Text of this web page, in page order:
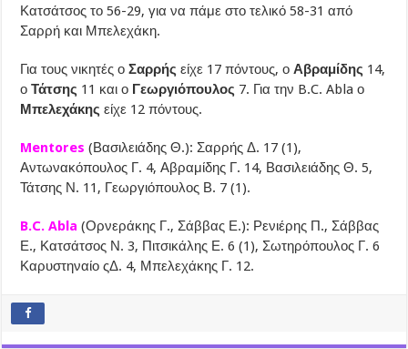
Κατσάτσος το 56-29, για να πάμε στο τελικό 58-31 από
Σαρρή και Μπελεχάκη.
Για τους νικητές οΣαρρήςείχε 17 πόντους, οΑβραμίδης 14,
οΤάτσης 11 και ο Γεωργιόπουλος 7. Για την B.C. Abla ο
Μπελεχάκηςείχε 12 πόντους.
Mentores(Βασιλειάδης Θ.): Σαρρής Δ. 17 (1),
Αντωνακόπουλος Γ. 4, Αβραμίδης Γ. 14, Βασιλειάδης Θ. 5,
Τάτσης Ν. 11, Γεωργιόπουλος Β. 7 (1).
B.C. Abla (Ορνεράκης Γ., Σάββας Ε.): Ρενιέρης Π., Σάββας
Ε., Κατσάτσος Ν. 3, Πιτσικάλης Ε. 6 (1), Σωτηρόπουλος Γ. 6
Καρυστηναίο ςΔ. 4, Μπελεχάκης Γ. 12.